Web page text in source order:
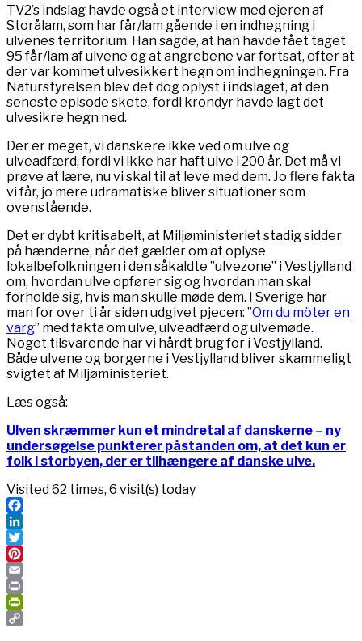
TV2’s indslag havde også et interview med ejeren af
Storålam, som har får/lam gående i en indhegning i
ulvenes territorium. Han sagde, at han havde fået taget
95 får/lam af ulvene og at angrebene var fortsat, efter at
der var kommet ulvesikkert hegn om indhegningen. Fra
Naturstyrelsen blev det dog oplyst i indslaget, at den
seneste episode skete, fordi krondyr havde lagt det
ulvesikre hegn ned.
Der er meget, vi danskere ikke ved om ulve og
ulveadfærd, fordi vi ikke har haft ulve i 200 år. Det må vi
prøve at lære, nu vi skal til at leve med dem. Jo flere fakta
vi får, jo mere udramatiske bliver situationer som
ovenstående.
Det er dybt kritisabelt, at Miljøministeriet stadig sidder
på hænderne, når det gælder om at oplyse
lokalbefolkningen i den såkaldte ”ulvezone” i Vestjylland
om, hvordan ulve opfører sig og hvordan man skal
forholde sig, hvis man skulle møde dem. I Sverige har
man for over ti år siden udgivet pjecen: ”Om du möter en
varg” med fakta om ulve, ulveadfærd og ulvemøde.
Noget tilsvarende har vi hårdt brug for i Vestjylland.
Både ulvene og borgerne i Vestjylland bliver skammeligt
svigtet af Miljøministeriet.
Læs også:
Ulven skræmmer kun et mindretal af danskerne – ny
undersøgelse punkterer påstanden om, at det kun er
folk i storbyen, der er tilhængere af danske ulve.
Visited 62 times, 6 visit(s) today
Facebook
LinkedIn
Twitter
Pinterest
Email
Print
PrintFriendly